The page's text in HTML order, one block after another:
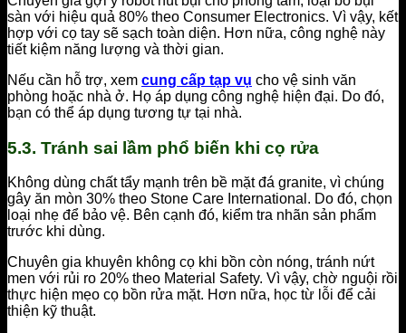
sàn với hiệu quả 80% theo Consumer Electronics. Vì vậy, kết
hợp với cọ tay sẽ sạch toàn diện. Hơn nữa, công nghệ này
tiết kiệm năng lượng và thời gian.
Nếu cần hỗ trợ, xem cung cấp tạp vụ cho vệ sinh văn
phòng hoặc nhà ở. Họ áp dụng công nghệ hiện đại. Do đó,
bạn có thể áp dụng tương tự tại nhà.
5.3. Tránh sai lầm phổ biến khi cọ rửa
Không dùng chất tẩy mạnh trên bề mặt đá granite, vì chúng
gây ăn mòn 30% theo Stone Care International. Do đó, chọn
loại nhẹ để bảo vệ. Bên cạnh đó, kiểm tra nhãn sản phẩm
trước khi dùng.
Chuyên gia khuyên không cọ khi bồn còn nóng, tránh nứt
men với rủi ro 20% theo Material Safety. Vì vậy, chờ nguội rồi
thực hiện mẹo cọ bồn rửa mặt. Hơn nữa, học từ lỗi để cải
thiện kỹ thuật.